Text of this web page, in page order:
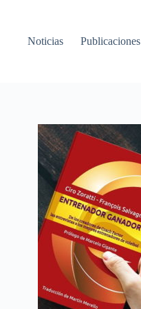
Noticias Publicaciones